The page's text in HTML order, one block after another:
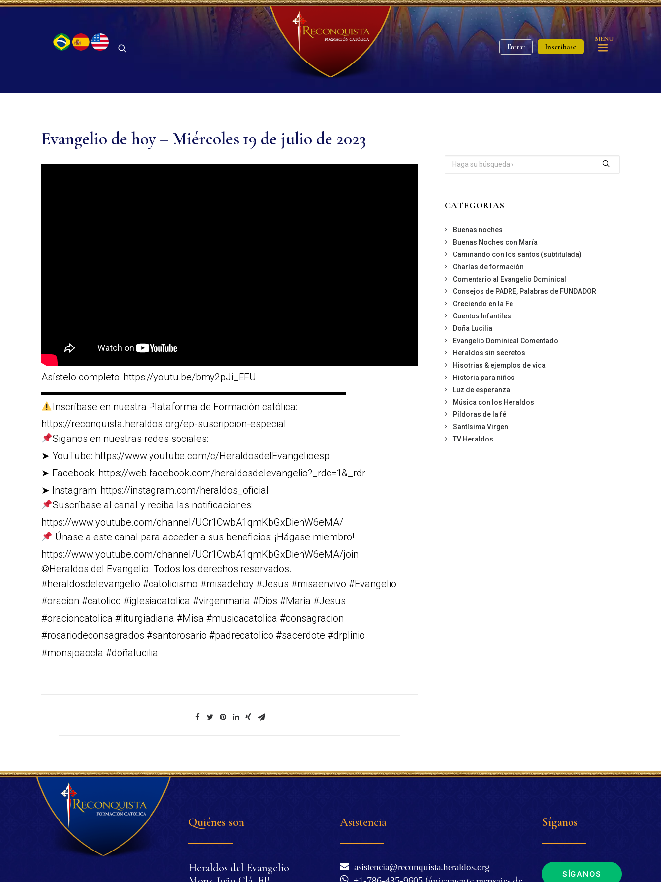
Entrar Inscríbase
MENU
Evangelio de hoy – Miércoles 19 de julio de 2023
Asístelo completo: https://youtu.be/bmy2pJi_EFU
▬▬▬▬▬▬▬▬▬▬▬▬▬▬▬▬▬▬▬▬▬▬▬▬▬▬▬▬▬▬▬
Inscríbase en nuestra Plataforma de Formación católica:
https://reconquista.heraldos.org/ep-suscripcion-especial
Síganos en nuestras redes sociales:
➤ YouTube: https://www.youtube.com/c/HeraldosdelEvangelioesp
➤ Facebook: https://web.facebook.com/heraldosdelevangelio?_rdc=1&_rdr
➤ Instagram: https://instagram.com/heraldos_oficial
Suscríbase al canal y reciba las notificaciones:
https://www.youtube.com/channel/UCr1CwbA1qmKbGxDienW6eMA/
Únase a este canal para acceder a sus beneficios: ¡Hágase miembro!
https://www.youtube.com/channel/UCr1CwbA1qmKbGxDienW6eMA/join
©Heraldos del Evangelio. Todos los derechos reservados.
#heraldosdelevangelio #catolicismo #misadehoy #Jesus #misaenvivo #Evangelio
#oracion #catolico #iglesiacatolica #virgenmaria #Dios #Maria #Jesus
#oracioncatolica #liturgiadiaria #Misa #musicacatolica #consagracion
#rosariodeconsagrados #santorosario #padrecatolico #sacerdote #drplinio
#monsjoaocla #doñalucilia
CATEGORIAS
Buenas noches
Buenas Noches con María
Caminando con los santos (subtitulada)
Charlas de formación
Comentario al Evangelio Dominical
Consejos de PADRE, Palabras de FUNDADOR
Creciendo en la Fe
Cuentos Infantiles
Doña Lucilia
Evangelio Dominical Comentado
Heraldos sin secretos
Hisotrias & ejemplos de vida
Historia para niños
Luz de esperanza
Música con los Heraldos
Píldoras de la fé
Santísima Virgen
TV Heraldos
Quiénes son
Heraldos del Evangelio
Asistencia
asistencia@reconquista.heraldos.org
+1-786-435-9605
Síganos
SÍGANOS